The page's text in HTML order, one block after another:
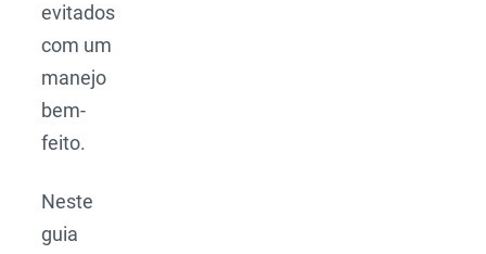
evitados
com um
manejo
bem-
feito.
Neste
guia